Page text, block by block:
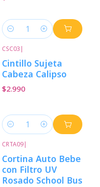
Cantidad
CSC03 |
Cintillo Sujeta
Cabeza Calipso
$2.990
Cantidad
CRTA09|
Cortina Auto Bebe
con Filtro UV
Rosado School Bus